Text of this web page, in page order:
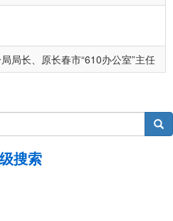
局长、原长春市“610办公室”主任
搜索
搜索